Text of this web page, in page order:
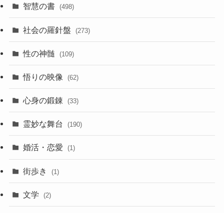
智慧の書 (498)
社会の羅針盤 (273)
性の神髄 (109)
悟りの映像 (62)
心身の鍛錬 (33)
霊妙な舞台 (190)
婚活・恋愛 (1)
街歩き (1)
文学 (2)